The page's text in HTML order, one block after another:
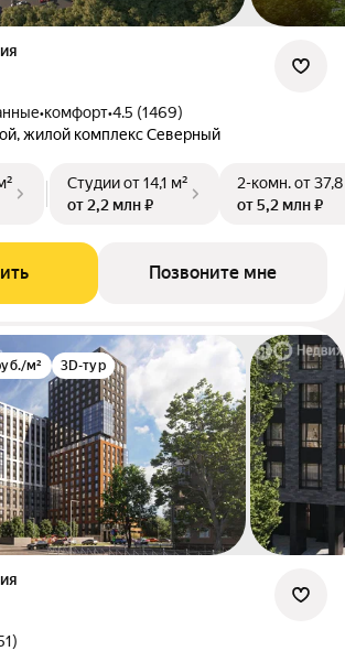
•комфорт•4.5 (1469)
жилой комплекс Северный
Студииот 14,1 м²
от 2,2 млн ₽
2-комн.от
от 5,2 млн ₽
Позвоните мне
м² 3D-тур